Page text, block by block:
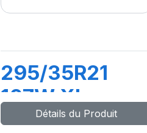
295/35R21
107W XL
GREEN-MAX
Détails du Produit